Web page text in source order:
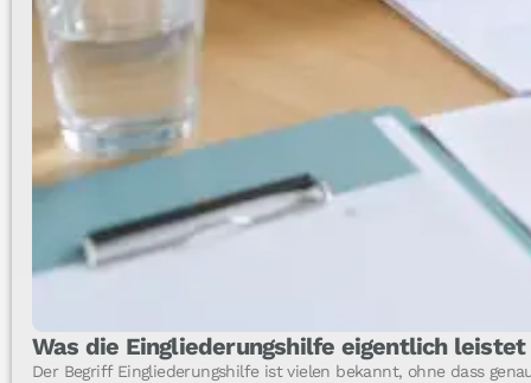
Was die Eingliederungshilfe eigentlich leistet
Der Begriff Eingliederungshilfe ist vielen bekannt, ohne dass